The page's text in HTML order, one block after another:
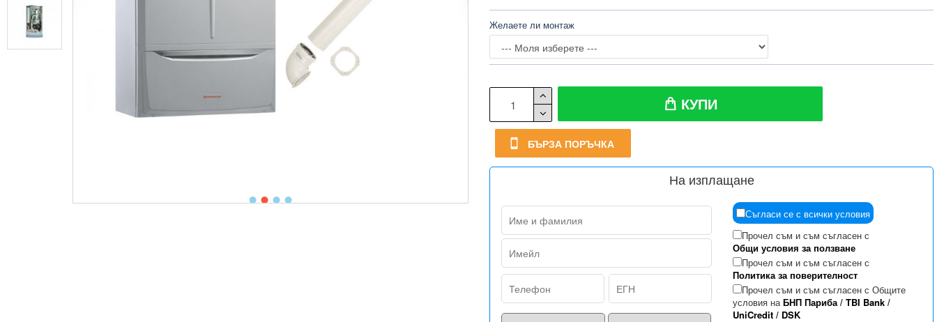
Желаете ли монтаж
КУПИ
БЪРЗА ПОРЪЧКА
На изплащане
Съгласи се с всички условия
Прочел съм и съм съгласен с
Общи условия за ползване
Прочел съм и съм съгласен с
Политика за поверителност
Прочел съм и съм съгласен с Общите
условия наБНП Париба/ TBI Bank/
UniCredit/ DSK